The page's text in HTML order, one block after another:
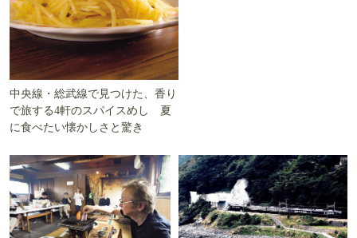
中央線・総武線で見つけた、香り
で旅する4軒のスパイスめし 夏
に食べたい懐かしさと驚き